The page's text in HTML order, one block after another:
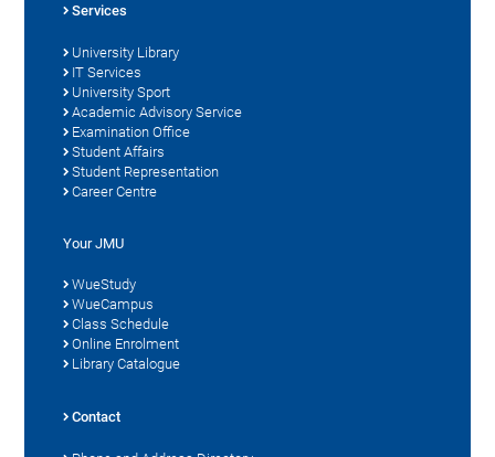
Services
University Library
IT Services
University Sport
Academic Advisory Service
Examination Office
Student Affairs
Student Representation
Career Centre
Your JMU
WueStudy
WueCampus
Class Schedule
Online Enrolment
Library Catalogue
Contact